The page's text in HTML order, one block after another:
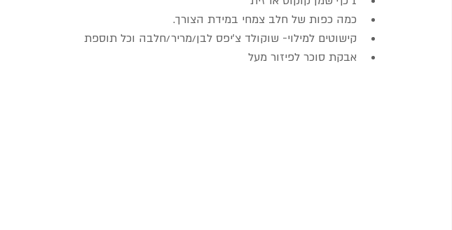
כמה כפות של חלב צמחי במידת הצורך.
קישוטים למילוי- שוקולד צ'יפס לבן/מריר/חלבה וכל תוספת
אבקת סוכר לפיזור מעל